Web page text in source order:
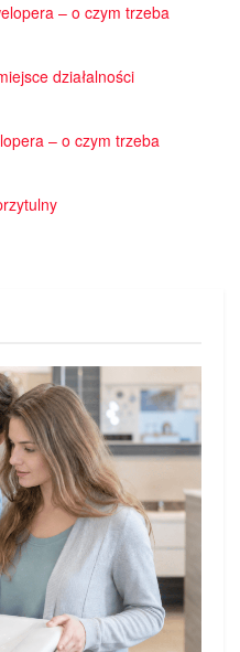
– o czym trzeba
działalności
– o czym trzeba